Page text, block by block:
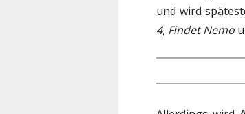
und wird
4, Findet Nemo